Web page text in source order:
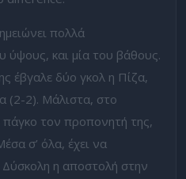
πολλά
ύψους, και μία του βάθους.
έβγαλε δύο γκολ η Πίζα,
(2-2). Μάλιστα, στο
πάγκο τον προπονητή της,
σ’ όλα, έχει να
Δύσκολη η αποστολή στην